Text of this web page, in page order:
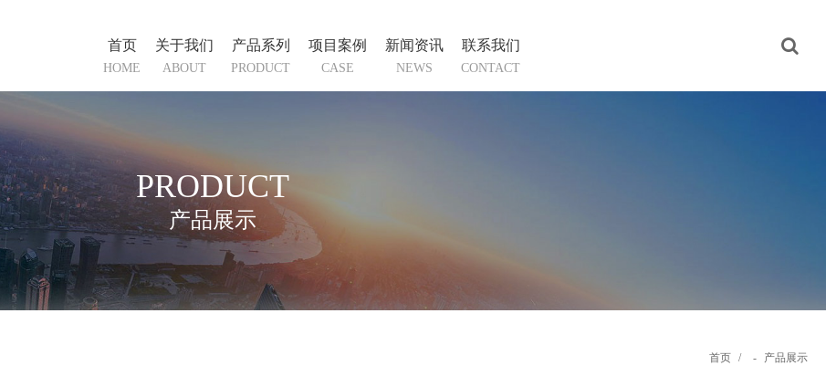
首页
HOME
关于我们
ABOUT
产品系列
PRODUCT
项目案例
CASE
新闻资讯
NEWS
联系我们
CONTACT
PRODUCT
产品展示
首页 / - 产品展示